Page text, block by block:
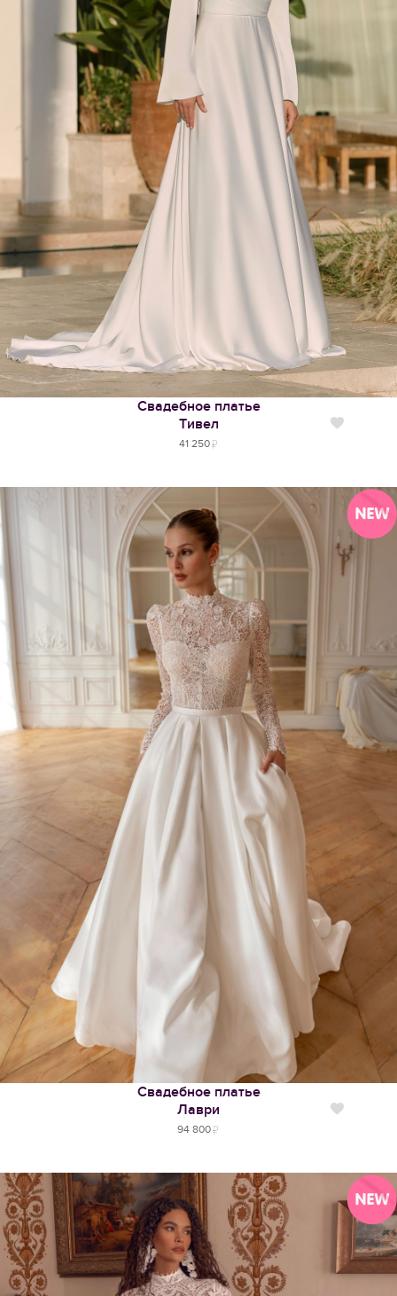
Свадебное платье
Тивел
41 250
Свадебное платье
Лаври
94 800